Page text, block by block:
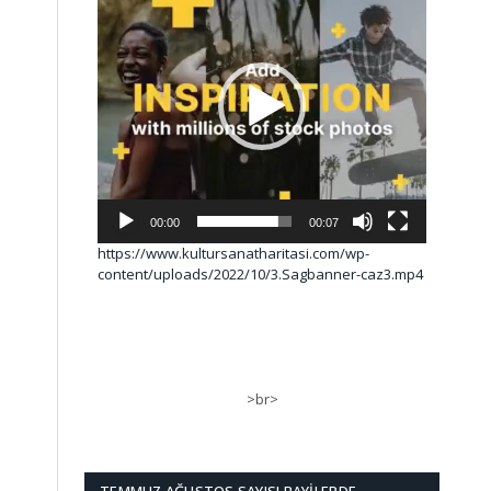
00:00 00:07
https://www.kultursanatharitasi.com/wp-
content/uploads/2022/10/3.Sagbanner-caz3.mp4
>br>